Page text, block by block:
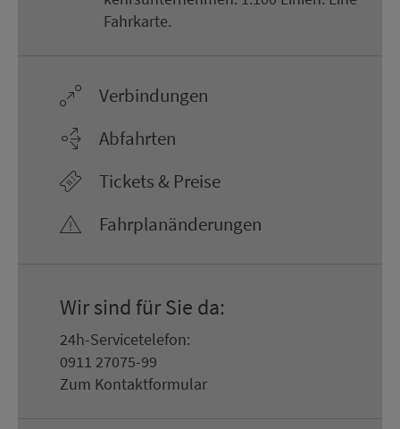
Fahr­kar­te.
Ver­bin­dungen
Abfahrten
Tickets & Preise
Fahr­plan­ände­rungen
Wir sind für Sie da:
24h-Ser­vice­te­le­fon:
0911 27075-99
Zum Kon­taktformular